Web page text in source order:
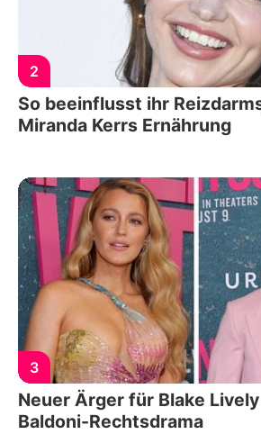
2
So beeinflusst ihr
Miranda Kerrs Ernährung
3
Neuer Ärger für Blake
Baldoni-Rechtsdrama